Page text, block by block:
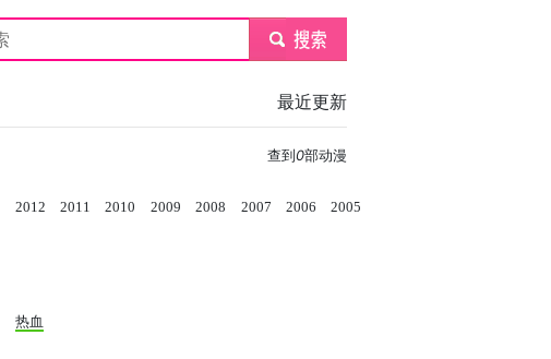
submit
最近更新
查到 0部动漫
2012 2011 2010 2009 2008 2007 2006
2005
热血